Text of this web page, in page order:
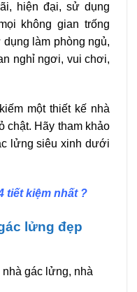
hiện đại, sử dụng
không gian trống
làm phòng ngủ,
nghỉ ngơi, vui chơi,
một thiết kế nhà
chật. Hãy tham khảo
lửng siêu xinh dưới
tiết kiệm nhất ?
lửng đẹp